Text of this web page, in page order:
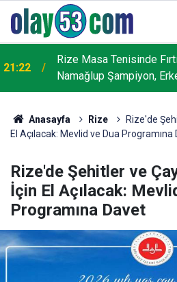
21:22
Rize Masa Tenisinde
Namağlup Şampiyon,
Anasayfa Rize
Rize'de
El Açılacak: Mevlid ve Dua Programına
Rize'de Şehitler ve
İçin El Açılacak:
Programına Davet